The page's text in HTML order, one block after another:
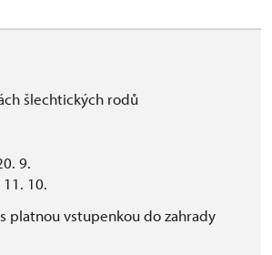
šlechtických rodů
9.
11. 10.
platnou vstupenkou do zahrady